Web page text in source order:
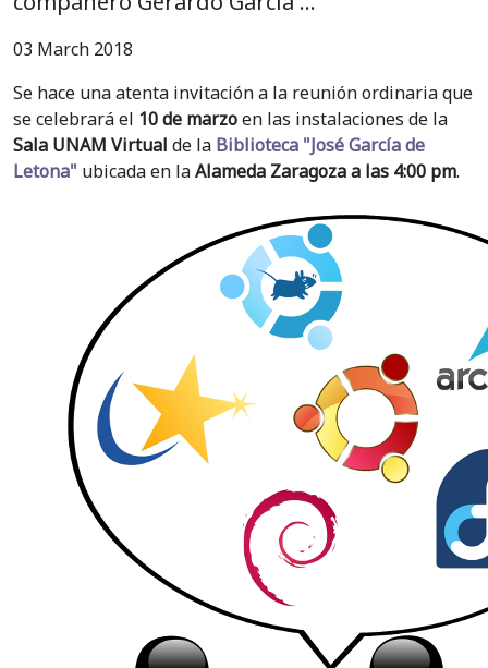
03 March 2018
Se hace una atenta invitación a la reunión ordinaria que
se celebrará el 10 de marzoen las instalaciones de la
Sala UNAM Virtual de la Biblioteca "José García de
Letona" ubicada en laAlameda Zaragoza a las 4:00 pm.